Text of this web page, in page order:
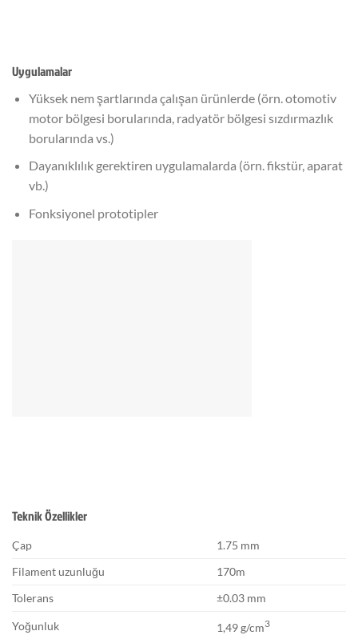
Uygulamalar
Yüksek nem şartlarında çalışan ürünlerde (örn. otomotiv
motor bölgesi borularında, radyatör bölgesi sızdırmazlık
borularında vs.)
Dayanıklılık gerektiren uygulamalarda (örn. fikstür, aparat
vb.)
Fonksiyonel prototipler
Teknik Özellikler
Çap
1.75 mm
Filament uzunluğu
170m
Tolerans
±0.03 mm
Yoğunluk 1,49 g/cm3